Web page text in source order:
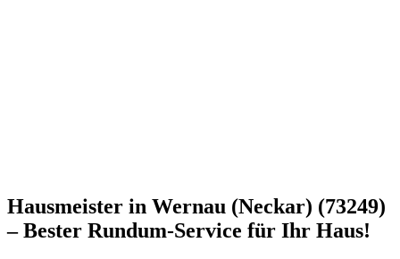
Hausmeister in Wernau (Neckar) (73249)
– Bester Rundum-Service für Ihr Haus!